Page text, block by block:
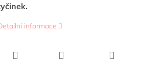
informace